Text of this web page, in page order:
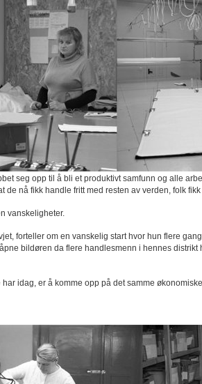
seg opp til å bli et produktivt samfunn og alle
nå fikk handle fritt med resten av verden, folk
vanskeligheter.
forteller om en vanskelig start hvor hun flere
bildøren da flere handlesmenn i hennes
idag, er å komme opp på det samme